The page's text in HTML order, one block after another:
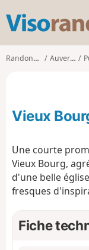
Randonnées Auvergne
Vieux
Une courte
Vieux Bourg,
d'une belle
fresques
Fiche